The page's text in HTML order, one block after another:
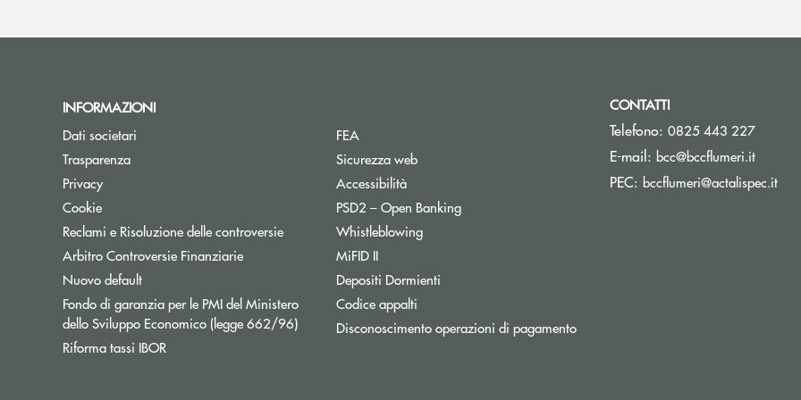
INFORMAZIONI
Dati societari
Trasparenza
Privacy
Cookie
Reclami e Risoluzione delle controversie
Arbitro Controversie FinanziarieApre una nuova finestra
Nuovo default
Fondo di garanzia per le PMI del Ministero
dello Sviluppo Economico (legge 662/96)Apre una nuova finestra
Riforma tassi IBORApre una nuova finestra
FEA
Sicurezza web
Accessibilità
PSD2 – Open BankingApre una nuova finestra
Whistleblowing
MiFID II
Depositi Dormienti
Codice appalti
Disconoscimento operazioni di pagamento
CONTATTI
Telefono: 0825 443 227
E-mail: bcc@bccflumeri.it(si
PEC: bccflumeri@actalispec.it(si